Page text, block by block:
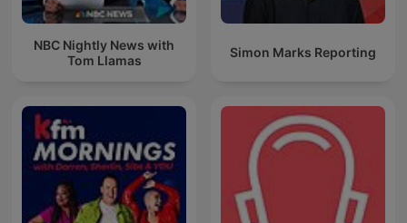
NBC Nightly News with
Tom Llamas
Simon Marks Reporting